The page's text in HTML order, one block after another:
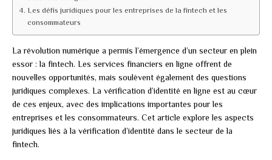
Les défis juridiques pour les entreprises de la fintech et les
consommateurs
La révolution numérique a permis l’émergence d’un secteur en plein
essor : la fintech. Les services financiers en ligne offrent de
nouvelles opportunités, mais soulèvent également des questions
juridiques complexes. La vérification d’identité en ligne est au cœur
de ces enjeux, avec des implications importantes pour les
entreprises et les consommateurs. Cet article explore les aspects
juridiques liés à la vérification d’identité dans le secteur de la
fintech.